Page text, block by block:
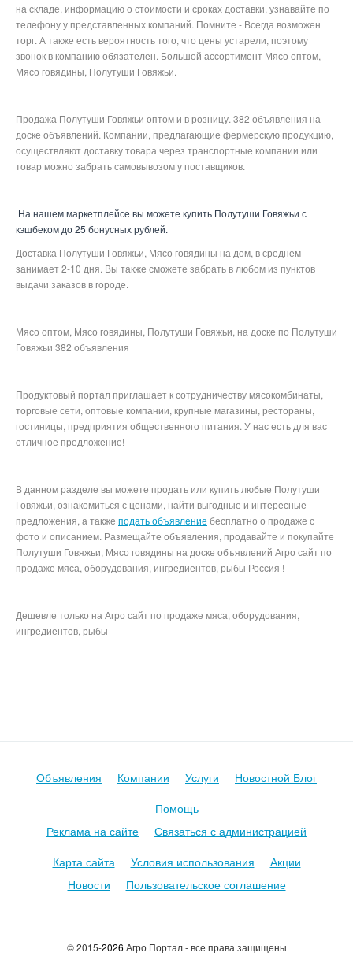
на складе, информацию о стоимости и сроках доставки, узнавайте по
телефону у представленных компаний. Помните - Всегда возможен
торг. А также есть вероятность того, что цены устарели, поэтому
звонок в компанию обязателен. Большой ассортимент Мясо оптом,
Мясо говядины, Полутуши Говяжьи.
Продажа Полутуши Говяжьи оптом и в розницу. 382 объявления на
доске объявлений. Компании, предлагающие фермерскую продукцию,
осуществляют доставку товара через транспортные компании или
товар можно забрать самовывозом у поставщиков.
На нашем маркетплейсе вы можете купить Полутуши Говяжьи с
кэшбеком до 25 бонусных рублей.
Доставка Полутуши Говяжьи, Мясо говядины на дом, в среднем
занимает 2-10 дня. Вы также сможете забрать в любом из пунктов
выдачи заказов в городе.
Мясо оптом, Мясо говядины, Полутуши Говяжьи, на доске по Полутуши
Говяжьи 382 объявления
Продуктовый портал приглашает к сотрудничеству мясокомбинаты,
торговые сети, оптовые компании, крупные магазины, рестораны,
гостиницы, предприятия общественного питания. У нас есть для вас
отличное предложение!
В данном разделе вы можете продать или купить любые Полутуши
Говяжьи, ознакомиться с ценами, найти выгодные и интересные
предложения, а также подать объявление бесплатно о продаже с
фото и описанием. Размещайте объявления, продавайте и покупайте
Полутуши Говяжьи, Мясо говядины на доске объявлений Агро сайт по
продаже мяса, оборудования, ингредиентов, рыбы Россия !
Дешевле только на Агро сайт по продаже мяса, оборудования,
ингредиентов, рыбы
© 2015-2026 Агро Портал - все права защищены
Объявления Компании Услуги
Новостной Блог
Помощь
Реклама на сайте
Связаться с администрацией
Карта сайта
Условия использования
Акции
Новости
Пользовательское соглашение